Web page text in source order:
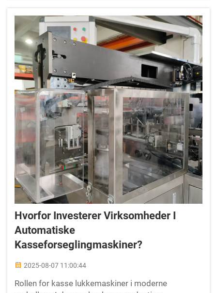
Hvorfor Investerer Virksomheder I
Automatiske
Kasseforseglingmaskiner?
2025-08-07 11:00:44
Rollen for kasse lukkemaskiner i moderne